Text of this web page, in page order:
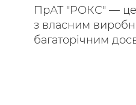
ПрАТ "РОКС" — це
з власним
багаторічним